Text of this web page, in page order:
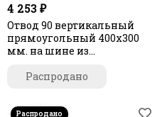
4 253 ₽
Отвод 90 вертикальный
прямоугольный 400х300
мм. на шине из
Распродано